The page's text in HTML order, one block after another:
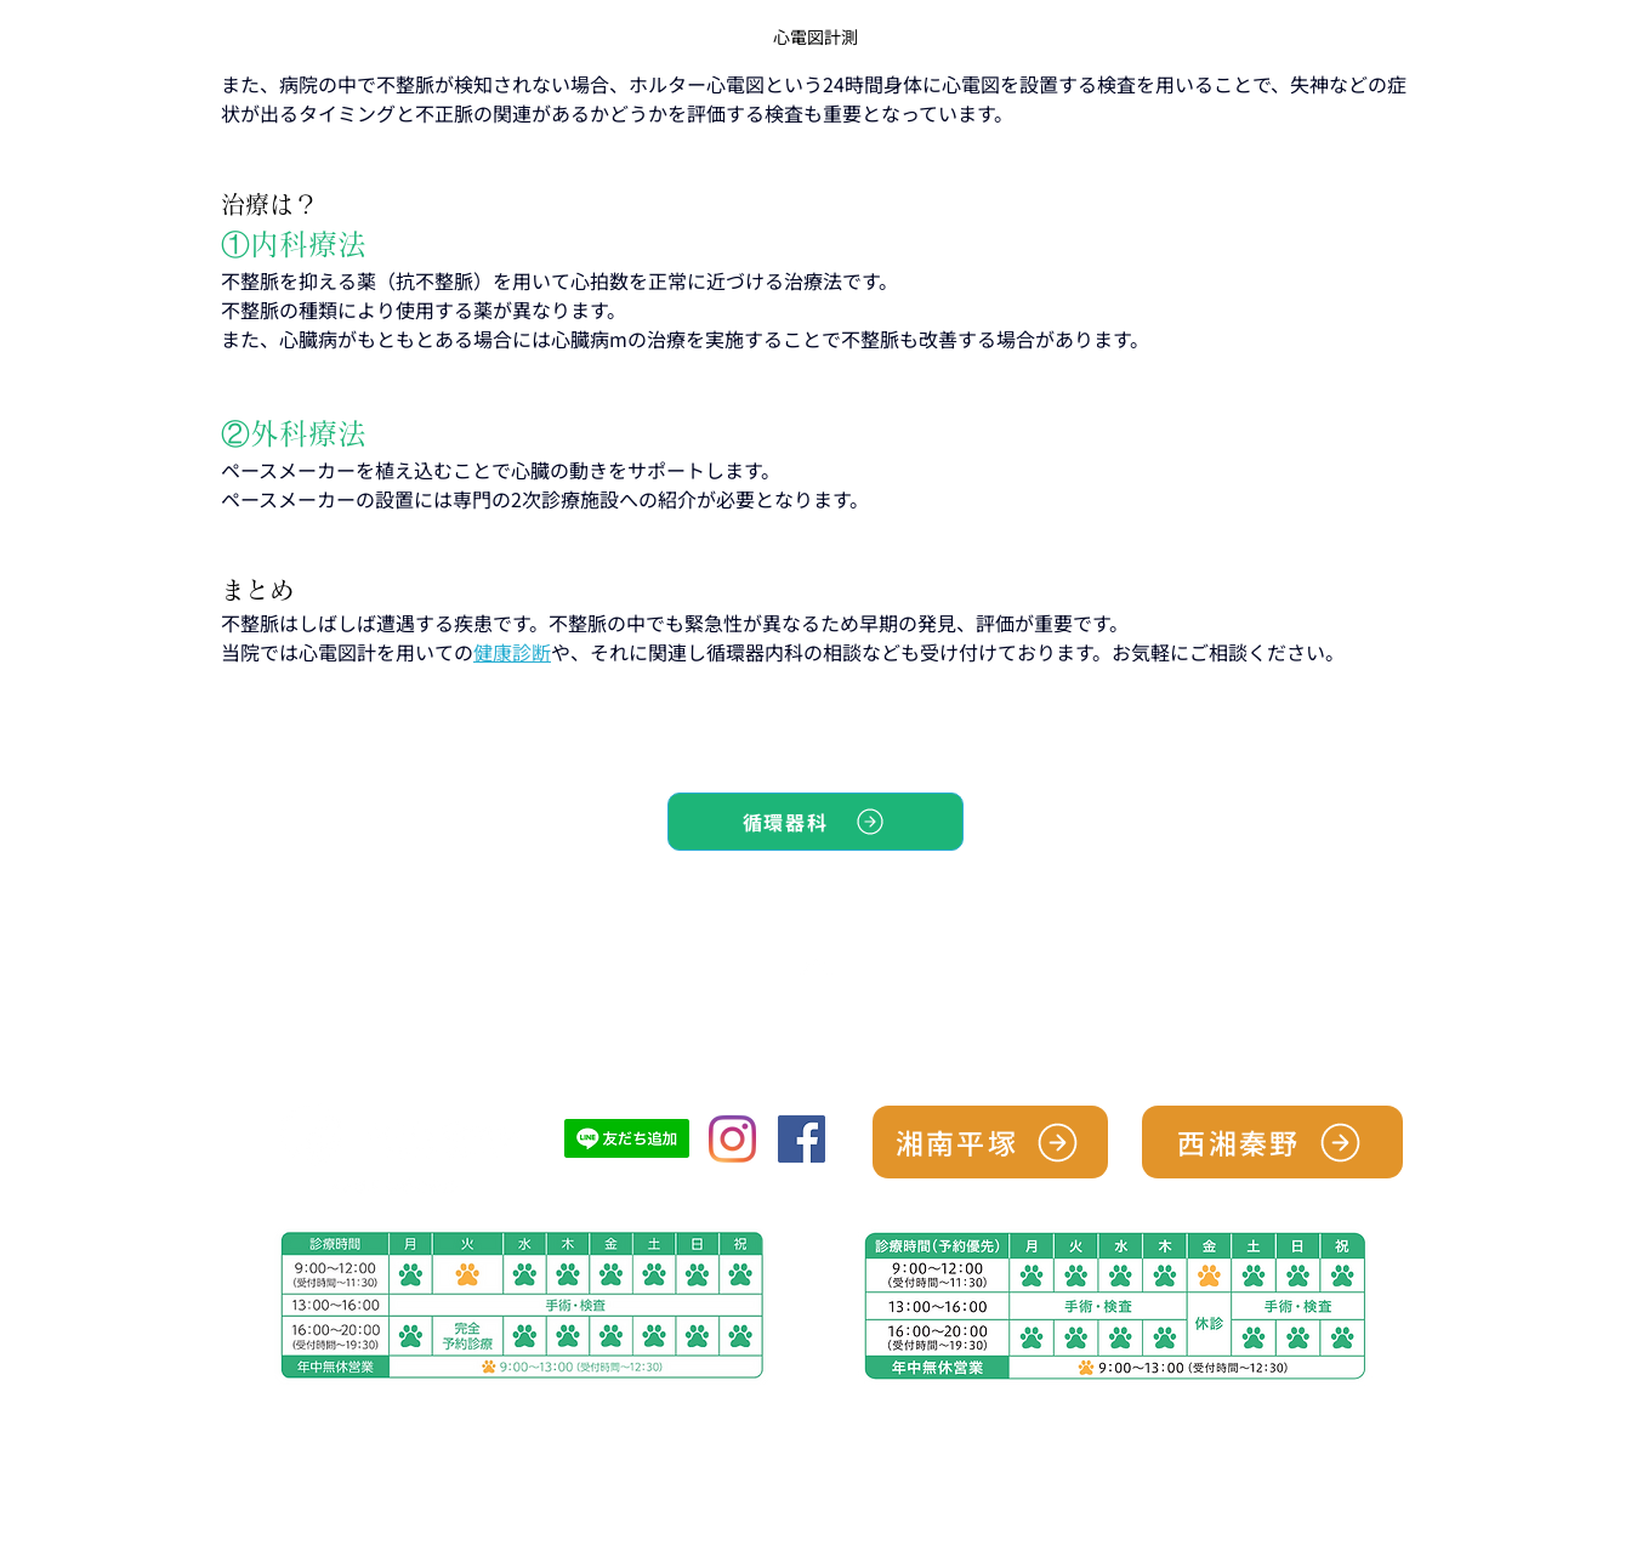
心電図計測
また、病院の中で不整脈が検知されない場合、ホルター心電図という24時間身体に心電図を設置する検査を用いることで、失神などの症
状が出るタイミングと不正脈の関連があるかどうかを評価する検査も重要となっています。
治療は？
①内科療法
不整脈を抑える薬（抗不整脈）を用いて心拍数を正常に近づける治療法です。
不整脈の種類により使用する薬が異なります。
また、心臓病がもともとある場合には心臓病mの治療を実施することで不整脈も改善する場合があります。
②外科療法
ペースメーカーを植え込むことで心臓の動きをサポートします。
ペースメーカーの設置には専門の2次診療施設への紹介が必要となります。
まとめ
不整脈はしばしば遭遇する疾患です。不整脈の中でも緊急性が異なるため早期の発見、評価が重要です。
当院では心電図計を用いての健康診断や、それに関連し循環器内科の相談なども受け付けております。お気軽にご相談ください。
循環器科
湘南平塚 西湘秦野